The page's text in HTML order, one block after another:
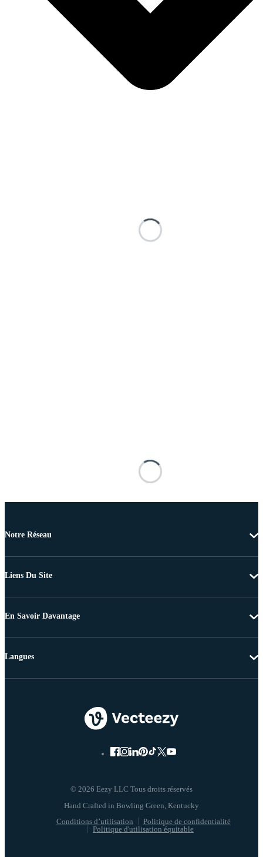
Notre Réseau
Liens Du Site
En Savoir Davantage
© 2026 Eezy LLC Tous droits réservés
Conditions d’utilisation
Politique de confidentialité
Politique d'utilisation équitable
Langues